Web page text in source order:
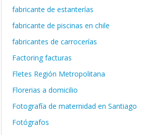
fabricante de estanterías
fabricante de piscinas en chile
fabricantes de carrocerías
Factoring facturas
Fletes Región Metropolitana
Florerias a domicilio
Fotografía de maternidad en Santiago
Fotógrafos